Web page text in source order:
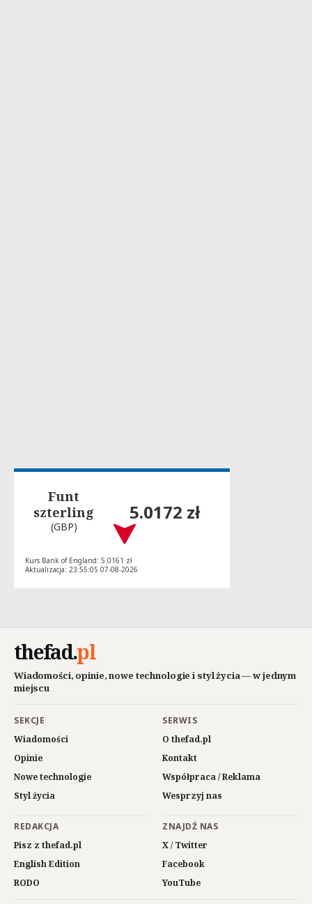
Funt
szterling
(GBP)
5.0172 zł
Kurs Bank of England: 5.0161 zł
Aktualizacja: 23:55:05 07-08-2026
thefad.pl
Wiadomości, opinie, nowe technologie i styl życia — w jednym
miejscu
SEKCJE
Wiadomości
Opinie
Nowe technologie
Styl życia
SERWIS
O thefad.pl
Kontakt
Współpraca / Reklama
Wesprzyj nas
REDAKCJA
Pisz z thefad.pl
English Edition
RODO
ZNAJDŹ NAS
X / Twitter
Facebook
YouTube